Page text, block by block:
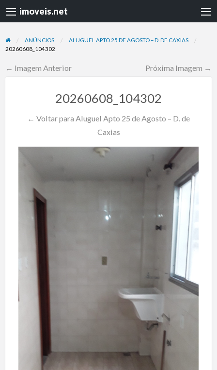
imoveis.net
ANÚNCIOS
ALUGUEL APTO 25 DE AGOSTO – D. DE CAXIAS
20260608_104302
← Imagem Anterior Próxima Imagem →
20260608_104302
← Voltar para Aluguel Apto 25 de Agosto – D. de
Caxias